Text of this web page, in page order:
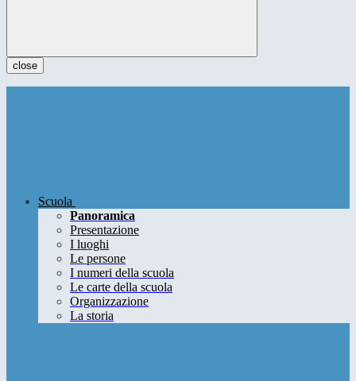
close
Scuola
Panoramica
Presentazione
I luoghi
Le persone
I numeri della scuola
Le carte della scuola
Organizzazione
La storia